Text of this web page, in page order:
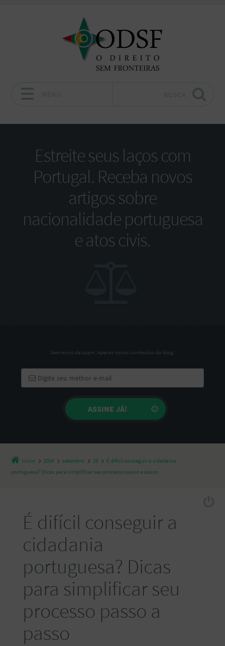
Estreite seus laços com
Portugal. Receba novos
artigos sobre
nacionalidade portuguesa
e atos civis.
Sem envio de spam. Apenas novos conteúdos do blog.
Início 2024 setembro 23
É difícil conseguir a cidadania
portuguesa? Dicas para simplificar seu processo passo a passo
É difícil conseguir a
cidadania
portuguesa? Dicas
para simplificar seu
processo passo a
passo